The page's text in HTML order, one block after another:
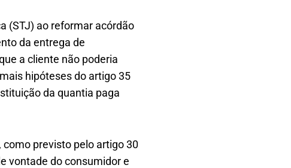
(STJ) ao reformar acórdão
da entrega de
a cliente não poderia
hipóteses do artigo 35
da quantia paga
previsto pelo artigo 30
vontade do consumidor e